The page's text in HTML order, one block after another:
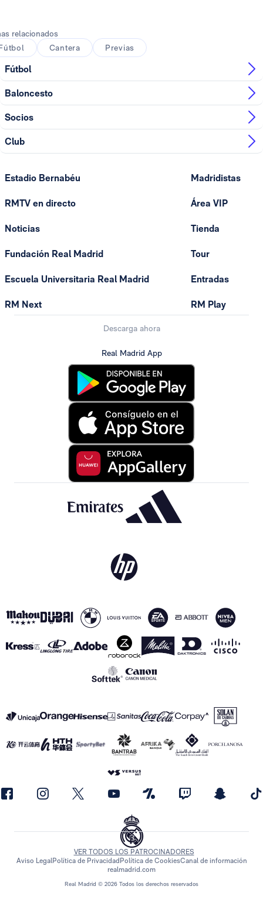
relacionados
Cantera Previas
Fútbol
Baloncesto
Socios
Club
Estadio Bernabéu
RMTV en directo
Noticias
Fundación Real Madrid
Escuela Universitaria Real Madrid
RM Next
Madridistas
Área VIP
Tienda
Tour
Entradas
RM Play
Descarga ahora
Real Madrid App
Real Madrid © 2026 Todos los derechos reservados
VER TODOS LOS PATROCINADORES
Aviso LegalPolítica de Privacidad Política de CookiesCanal de información
realmadrid.com